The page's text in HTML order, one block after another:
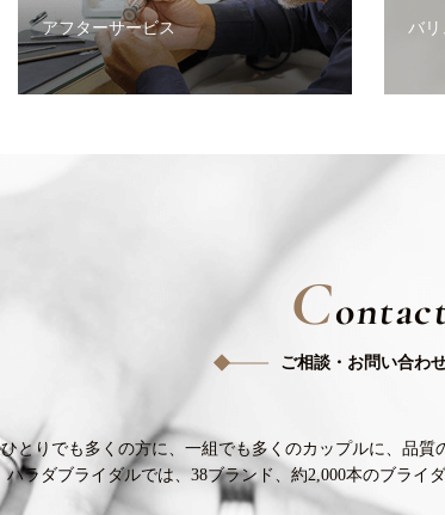
アフターサービス バリ
C
ご相談・お問い合わ
ひとりでも多くの方に、 一組でも多くのカップルに、 品質
ハラダブライダルでは、38ブランド、 約2,000本のブライ